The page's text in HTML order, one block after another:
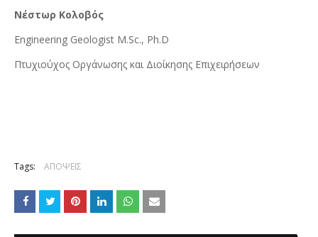
Νέστωρ Κολοβός
Engineering Geologist M.Sc., Ph.D
Πτυχιούχος Οργάνωσης και Διοίκησης Επιχειρήσεων
Tags: ΑΠΟΨΕΙΣ